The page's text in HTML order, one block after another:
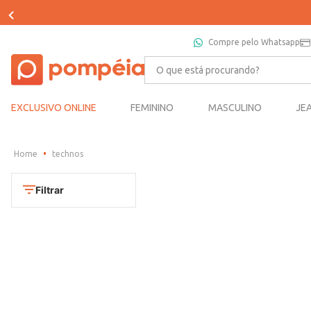
Compre pelo Whatsapp
O que está procurando?
EXCLUSIVO ONLINE FEMININO MASCULINO
technos
Filtrar